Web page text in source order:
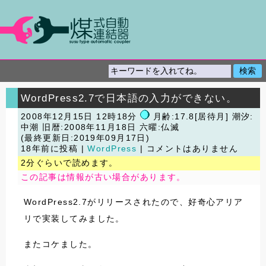
WordPress2.7で日本語の入力ができない。
2008年12月15日 12時18分
月齢:17.8[居待月] 潮汐:
中潮
旧暦:2008年11月18日 六曜:仏滅
(最終更新日:2019年09月17日)
18年前に投稿 |WordPress | コメントはありません
2分ぐらいで読めます。
この記事は情報が古い場合があります。
WordPress2.7がリリースされたので、好奇心アリア
リで実装してみました。
またコケました。